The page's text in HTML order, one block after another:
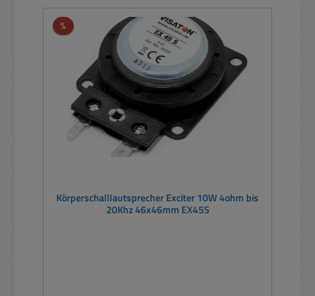
%Rabatt
Körperschalllautsprecher Exciter 10W 4ohm bis
20Khz 46x46mm EX45S